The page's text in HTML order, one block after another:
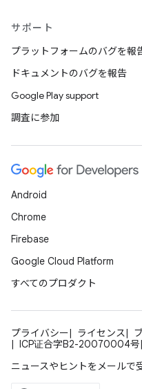
サポート
プラットフォームのバグを報
ドキュメントのバグを報告
Google Play support
調査に参加
Android
Chrome
Firebase
Google Cloud Platform
すべてのプロダクト
プライバシー ライセンス
ICP证合字B2-20070004号
ニュースやヒントをメールで